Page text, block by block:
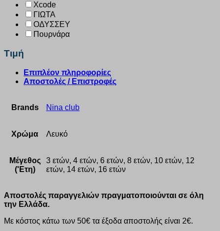
Xcode
ΓΙΩΤΑ
ΟΔΥΣΣΕΥ
Πουρνάρα
Τιμή
Επιπλέον πληροφορίες
Αποστολές / Επιστροφές
Brands Nina club
Χρώμα Λευκό
Μέγεθος
('Ετη)
3 ετών, 4 ετών, 6 ετών, 8 ετών, 10 ετών, 12
ετών, 14 ετών, 16 ετών
Αποστολές παραγγελιών πραγματοποιούνται σε όλη
την Ελλάδα.
Με κόστος κάτω των 50€ τα έξοδα αποστολής είναι 2€.